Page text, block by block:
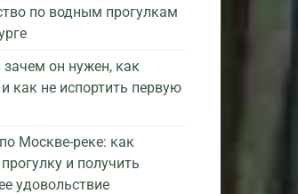
по водным прогулкам
зачем он нужен, как
как не испортить первую
Москве-реке: как
и получить
удовольствие